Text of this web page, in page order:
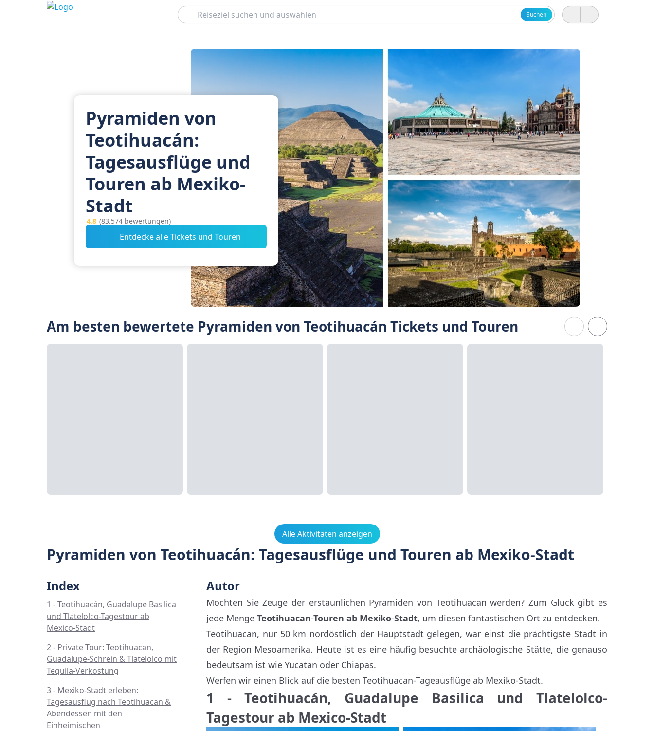
Suchen
Suchen
Pyramiden von
Teotihuacán:
Tagesausflüge und
Touren ab Mexiko-
Stadt
4.8 (83.574 bewertungen)
Entdecke alle Tickets und Touren
Am besten bewertete Pyramiden von Teotihuacán Tickets und Touren
Alle Aktivitäten anzeigen
Pyramiden von Teotihuacán: Tagesausflüge und Touren ab Mexiko-Stadt
Index
1 - Teotihuacán, Guadalupe Basilica
und Tlatelolco-Tagestour ab
Mexico-Stadt
2 - Private Tour: Teotihuacan,
Guadalupe-Schrein & Tlatelolco mit
Tequila-Verkostung
3 - Mexiko-Stadt erleben:
Tagesausflug nach Teotihuacan &
Abendessen mit den
Einheimischen
Autor
Möchten Sie Zeuge der erstaunlichen Pyramiden von Teotihuacan werden? Zum Glück gibt es
jede Menge Teotihuacan-Touren ab Mexiko-Stadt, um diesen fantastischen Ort zu entdecken.
Teotihuacan, nur 50 km nordöstlich der Hauptstadt gelegen, war einst die prächtigste Stadt in
der Region Mesoamerika. Heute ist es eine häufig besuchte archäologische Stätte, die genauso
bedeutsam ist wie Yucatan oder Chiapas.
Werfen wir einen Blick auf die besten Teotihuacan-Tageausflüge ab Mexiko-Stadt.
1 - Teotihuacán, Guadalupe Basilica und Tlatelolco-
Tagestour ab Mexico-Stadt